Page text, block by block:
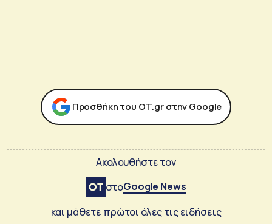
Προσθήκη του ΟΤ.gr στην Google
Ακολουθήστε τον
στοGoogle News
και μάθετε πρώτοι όλες τις ειδήσεις